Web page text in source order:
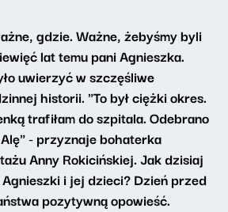
gdzie. Ważne, żebyśmy byli
lat temu pani Agnieszka.
uwierzyć w szczęśliwe
historii. "To był ciężki okres.
trafiłam do szpitala. Odebrano
- przyznaje bohaterka
Anny Rokicińskiej. Jak dzisiaj
i jej dzieci? Dzień przed
pozytywną opowieść.